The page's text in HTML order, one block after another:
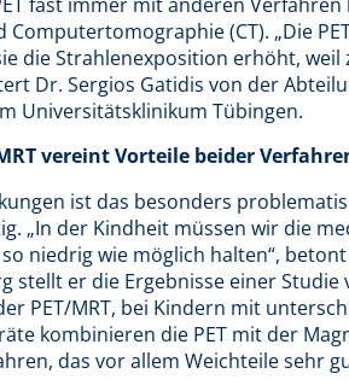
(CT). „Die
die Strahlenexposition erhöht, weil
Dr. Sergios Gatidis von der
Universitätsklinikum Tübingen.
vereint Vorteile beider
ist das besonders
„In der Kindheit müssen wir die
niedrig wie möglich halten“,
stellt er die Ergebnisse einer Studie
PET/MRT, bei Kindern mit
kombinieren die PET mit der
das vor allem Weichteile sehr